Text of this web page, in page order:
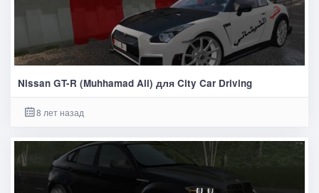
Nissan GT-R (Muhhamad Ali) для City Car Driving
8 лет назад